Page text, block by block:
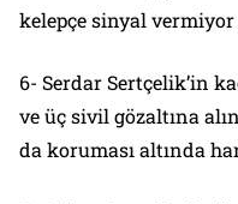
kelepçe sinyal vermiyor
6- Serdar Sertçelik’in
ve üç sivil gözaltına
da koruması altında